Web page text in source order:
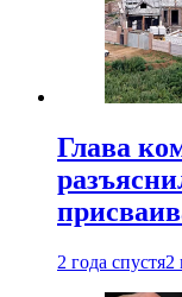
Глава
2 года спустя2